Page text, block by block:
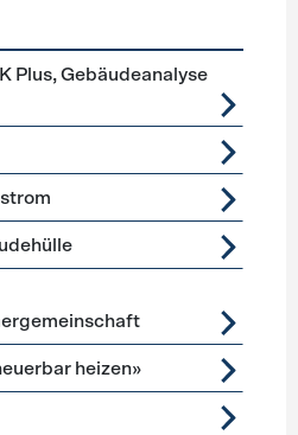
Plus, Gebäudeanalyse
heizen»